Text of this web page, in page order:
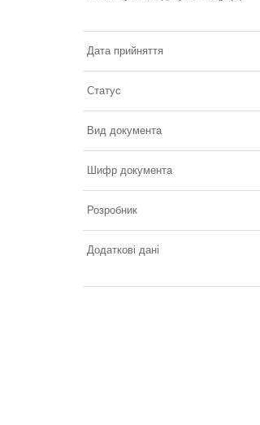
Дата прийняття
Статус
Вид документа
Шифр документа
Розробник
Додаткові дані